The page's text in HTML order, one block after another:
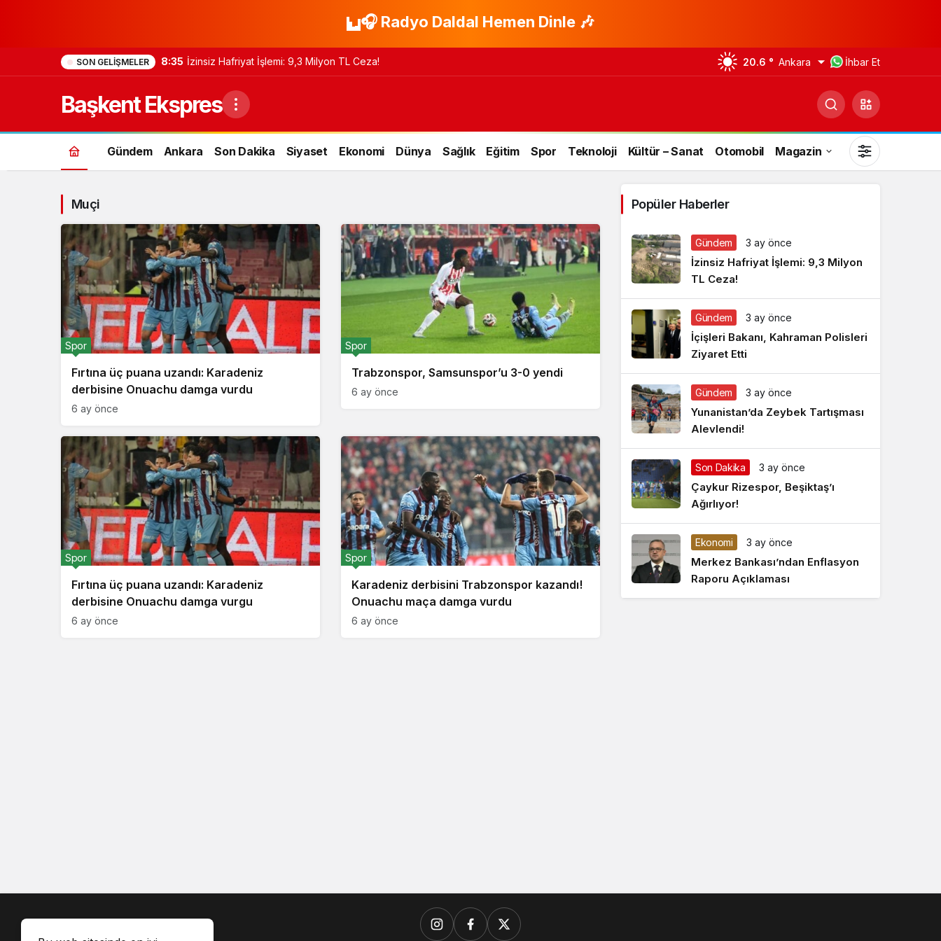
🎧 Radyo Daldal Hemen Dinle 🎶
SON GELIŞMELER 8:35 İzinsiz Hafriyat İşlemi: 9,3 Milyon TL Ceza! 20.6 ° Ankara İhbar Et
Başkent Ekspres
Gündem Ankara Son Dakika Siyaset Ekonomi Dünya Sağlık Eğitim Spor Teknoloji Kültür – Sanat Otomobil Magazin
Gündüz Modu
Gündüz modunu seçin.
Gece Modu
Gece modunu seçin.
Sistem Modu
Sistem modunu seçin.
Muçi
Fırtına üç puana uzandı: Karadeniz
derbisine Onuachu damga vurdu
Spor
6 ay önce
Trabzonspor, Samsunspor’u 3-0 yendi
Spor
6 ay önce
Fırtına üç puana uzandı: Karadeniz
derbisine Onuachu damga vurgu
Spor
6 ay önce
Karadeniz derbisini Trabzonspor kazandı!
Onuachu maça damga vurdu
Spor
6 ay önce
Popüler Haberler
Gündem 3 ay önce
İzinsiz Hafriyat İşlemi: 9,3 Milyon
TL Ceza!
Gündem 3 ay önce
İçişleri Bakanı, Kahraman Polisleri
Ziyaret Etti
Gündem 3 ay önce
Yunanistan’da Zeybek Tartışması
Alevlendi!
Son Dakika 3 ay önce
Çaykur Rizespor, Beşiktaş’ı
Ağırlıyor!
Ekonomi 3 ay önce
Merkez Bankası’ndan Enflasyon
Raporu Açıklaması